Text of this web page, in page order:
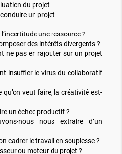
du projet
un projet
une ressource ?
des intérêts divergents ?
ne pas en rajouter sur un projet
insuffler le virus du collaboratif
qu’on veut faire, la créativité est-
un échec productif ?
nous nous extraire d’un
cadrer le travail en souplesse ?
ou moteur du projet ?